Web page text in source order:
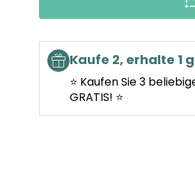
Kaufe 2, erhalte 1
⭐ Kaufen Sie 3
GRATIS! ⭐